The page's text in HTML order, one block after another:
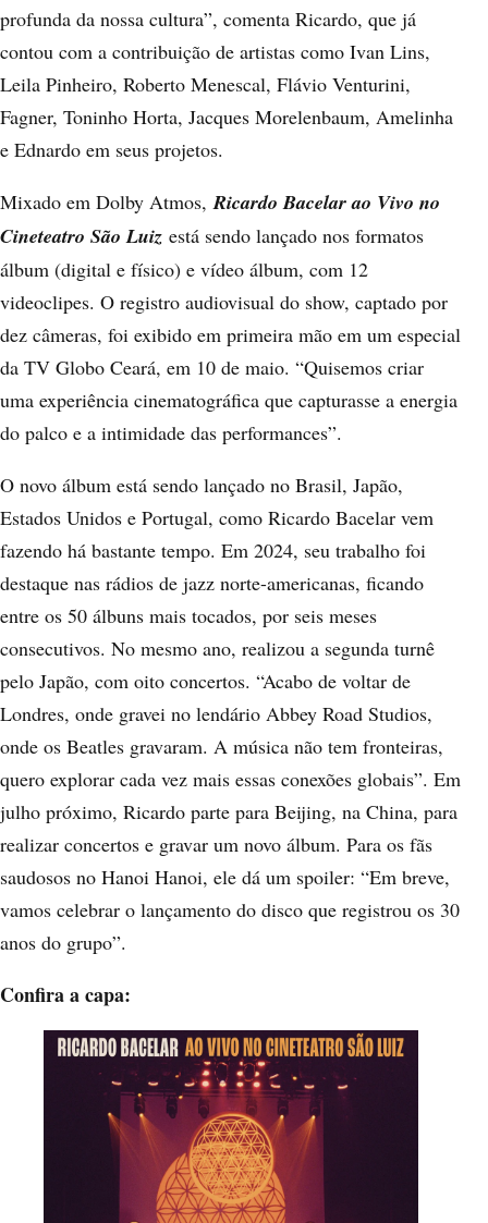
profunda da nossa cultura”, comenta Ricardo, que já
contou com a contribuição de artistas como Ivan Lins,
Leila Pinheiro, Roberto Menescal, Flávio Venturini,
Fagner, Toninho Horta, Jacques Morelenbaum, Amelinha
e Ednardo em seus projetos.
Mixado em Dolby Atmos,Ricardo Bacelar ao Vivo no
Cineteatro São Luiz está sendo lançado nos formatos
álbum (digital e físico) e vídeo álbum, com 12
videoclipes. O registro audiovisual do show, captado por
dez câmeras, foi exibido em primeira mão em um especial
da TV Globo Ceará, em 10 de maio. “Quisemos criar
uma experiência cinematográfica que capturasse a energia
do palco e a intimidade das performances”.
O novo álbum está sendo lançado no Brasil, Japão,
Estados Unidos e Portugal, como Ricardo Bacelar vem
fazendo há bastante tempo. Em 2024, seu trabalho foi
destaque nas rádios de jazz norte-americanas, ficando
entre os 50 álbuns mais tocados, por seis meses
consecutivos. No mesmo ano, realizou a segunda turnê
pelo Japão, com oito concertos. “Acabo de voltar de
Londres, onde gravei no lendário Abbey Road Studios,
onde os Beatles gravaram. A música não tem fronteiras,
quero explorar cada vez mais essas conexões globais”. Em
julho próximo, Ricardo parte para Beijing, na China, para
realizar concertos e gravar um novo álbum. Para os fãs
saudosos no Hanoi Hanoi, ele dá um spoiler: “Em breve,
vamos celebrar o lançamento do disco que registrou os 30
anos do grupo”.
Confira a capa: